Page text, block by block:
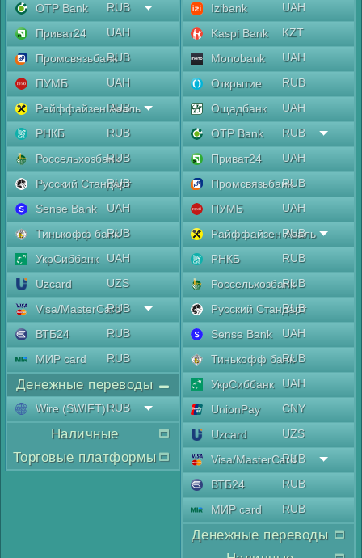
OTP Bank
RUB
Приват24
UAH
ПромсвязьбанкRUB
ПУМБ
UAH
Райффайзен Аваль
RUB
РНКБ
RUB
РоссельхозбанкRUB
Русский Стандарт
RUB
Sense Bank
UAH
Тинькофф банкRUB
УкрСиббанк
UAH
Uzcard
UZS
Visa/MasterCard
RUB
ВТБ24
RUB
МИР card
RUB
Денежные переводы
Wire (SWIFT)RUB
Наличные
Торговые платформы
Izibank
UAH
Kaspi Bank
KZT
Monobank
UAH
Открытие
RUB
Ощадбанк
UAH
OTP Bank
RUB
Приват24
UAH
ПромсвязьбанкRUB
ПУМБ
UAH
Райффайзен Аваль
RUB
РНКБ
RUB
РоссельхозбанкRUB
Русский Стандарт
RUB
Sense Bank
UAH
Тинькофф банкRUB
УкрСиббанк
UAH
UnionPay
CNY
Uzcard
UZS
Visa/MasterCard
RUB
ВТБ24
RUB
МИР card
RUB
Денежные переводы